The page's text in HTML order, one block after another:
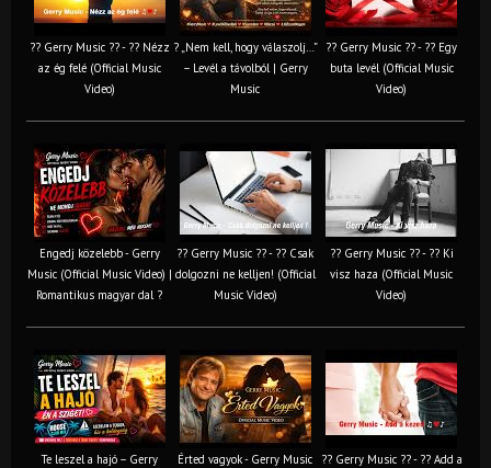
?? Gerry Music ?? - ?? Nézz
az ég felé (Official Music
Video)
? „Nem kell, hogy válaszolj…”
– Levél a távolból | Gerry
Music
?? Gerry Music ?? - ?? Egy
buta levél (Official Music
Video)
Engedj közelebb - Gerry
Music (Official Music Video) |
Romantikus magyar dal ?
?? Gerry Music ?? - ?? Csak
dolgozni ne kelljen! (Official
Music Video)
?? Gerry Music ?? - ?? Ki
visz haza (Official Music
Video)
Te leszel a hajó – Gerry
Érted vagyok - Gerry Music
?? Gerry Music ?? - ?? Add a